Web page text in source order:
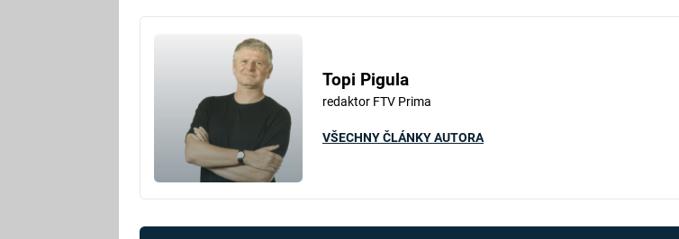
Topi Pigula
redaktor FTV Prima
VŠECHNY ČLÁNKY AUTORA